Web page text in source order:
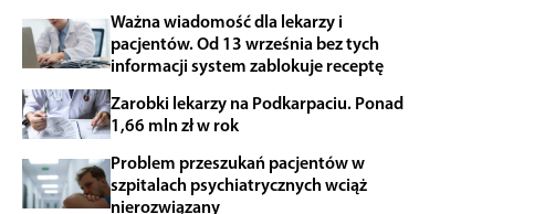
Ważna wiadomość dla lekarzy i
pacjentów. Od 13 września bez tych
informacji system zablokuje receptę
Zarobki lekarzy na Podkarpaciu. Ponad
1,66 mln zł w rok
Problem przeszukań pacjentów w
szpitalach psychiatrycznych wciąż
nierozwiązany